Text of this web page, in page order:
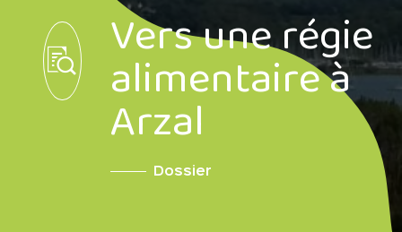
Vers une régie
alimentaire à
Arzal
Dossier